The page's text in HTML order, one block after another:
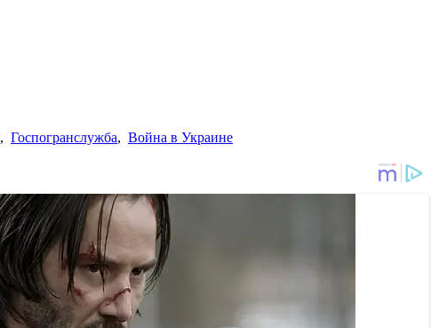
, Госпогранслужба, Война в Украине